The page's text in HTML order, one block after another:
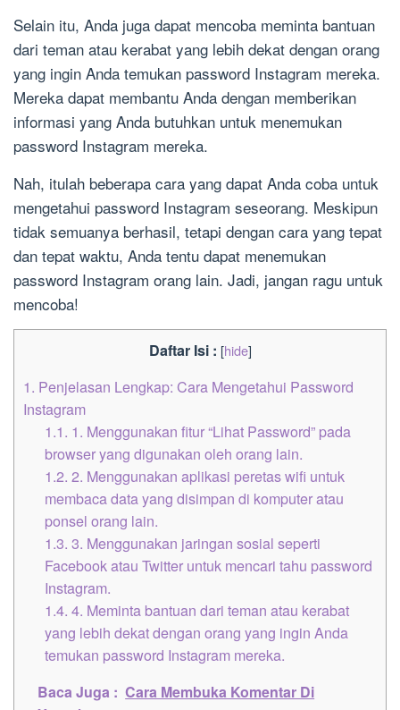
Selain itu, Anda juga dapat mencoba meminta bantuan
dari teman atau kerabat yang lebih dekat dengan orang
yang ingin Anda temukan password Instagram mereka.
Mereka dapat membantu Anda dengan memberikan
informasi yang Anda butuhkan untuk menemukan
password Instagram mereka.
Nah, itulah beberapa cara yang dapat Anda coba untuk
mengetahui password Instagram seseorang. Meskipun
tidak semuanya berhasil, tetapi dengan cara yang tepat
dan tepat waktu, Anda tentu dapat menemukan
password Instagram orang lain. Jadi, jangan ragu untuk
mencoba!
Daftar Isi : [hide]
1. Penjelasan Lengkap: Cara Mengetahui Password
Instagram
1.1. 1. Menggunakan fitur “Lihat Password” pada
browser yang digunakan oleh orang lain.
1.2. 2. Menggunakan aplikasi peretas wifi untuk
membaca data yang disimpan di komputer atau
ponsel orang lain.
1.3. 3. Menggunakan jaringan sosial seperti
Facebook atau Twitter untuk mencari tahu password
Instagram.
1.4. 4. Meminta bantuan dari teman atau kerabat
yang lebih dekat dengan orang yang ingin Anda
temukan password Instagram mereka.
Baca Juga : Cara Membuka Komentar Di